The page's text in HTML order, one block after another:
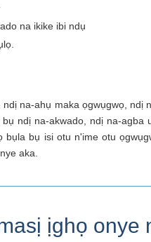
na ikike ibi ndụ
na-ahụ maka ọgwụgwọ,
ndị na-akwado, ndị na-
bụla bụ isi otu n'ime otu
aka.
ịghọ onye